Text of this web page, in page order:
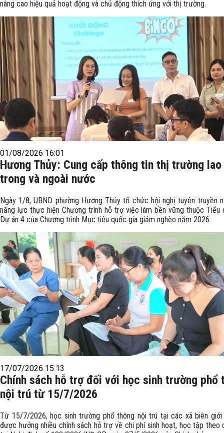
nâng cao hiệu quả hoạt động và chủ động thích ứng với thị trường.
01/08/2026 16:01
Hương Thủy: Cung cấp thông tin thị trường
trong và ngoài nước
Ngày 1/8, UBND phường Hương Thủy tổ chức hội nghị tuyên truyền
năng lực thực hiện Chương trình hỗ trợ việc làm bền vững thuộc Tiểu
Dự án 4 của Chương trình Mục tiêu quốc gia giảm nghèo năm 2026.
17/07/2026 15:13
Chính sách hỗ trợ đối với học sinh trường phổ
nội trú từ 15/7/2026
Từ 15/7/2026, học sinh trường phổ thông nội trú tại các xã biên
được hưởng nhiều chính sách hỗ trợ về chi phí sinh hoạt, học tập theo